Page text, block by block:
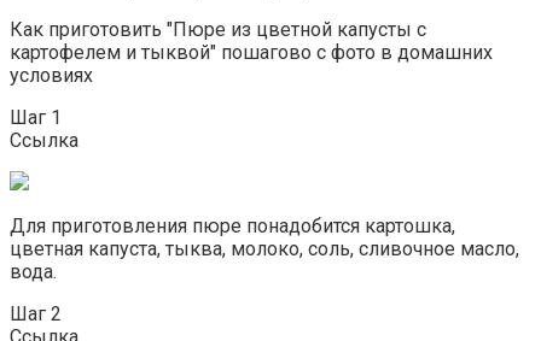
Как приготовить "Пюре из цветной капусты с
картофелем и тыквой" пошагово с фото в домашних
условиях
Шаг 1
Ссылка
Для приготовления пюре понадобится картошка,
цветная капуста, тыква, молоко, соль, сливочное масло,
вода.
Шаг 2